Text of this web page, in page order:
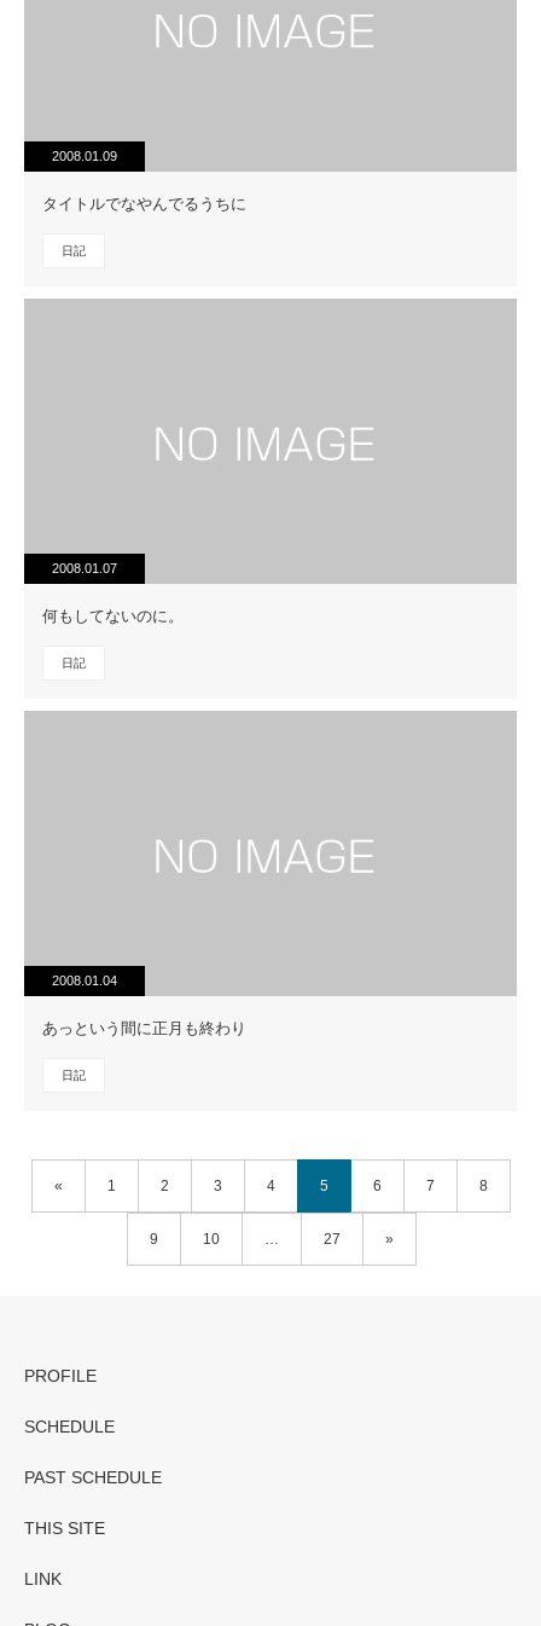
2008.01.09
タイトルでなやんでるうちに
日記
2008.01.07
何もしてないのに。
日記
2008.01.04
あっという間に正月も終わり
日記
« 1 2 3 4 5 6 7 8
9 10 … 27 »
PROFILE
SCHEDULE
PAST SCHEDULE
THIS SITE
LINK